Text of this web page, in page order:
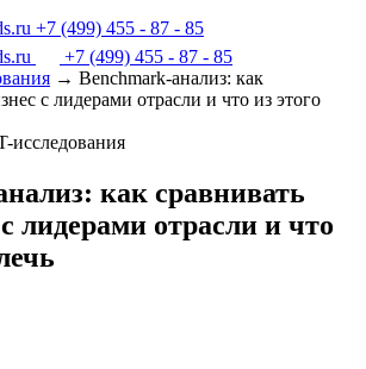
+7 (499) 455 - 87 - 85
+7 (499) 455 - 87 - 85
→ Benchmark-анализ: как
с лидерами отрасли и что из этого
исследования
как сравнивать
лидерами отрасли и что